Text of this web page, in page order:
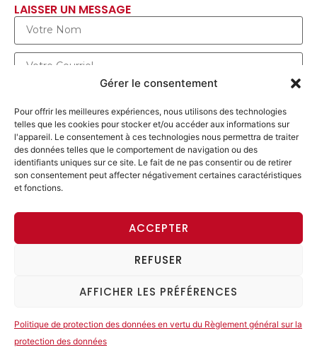
Gérer le consentement
Pour offrir les meilleures expériences, nous utilisons des technologies
telles que les cookies pour stocker et/ou accéder aux informations sur
l'appareil. Le consentement à ces technologies nous permettra de traiter
des données telles que le comportement de navigation ou des
identifiants uniques sur ce site. Le fait de ne pas consentir ou de retirer
son consentement peut affecter négativement certaines caractéristiques
et fonctions.
ACCEPTER
REFUSER
AFFICHER LES PRÉFÉRENCES
Politique de protection des données en vertu du Règlement général sur la
protection des données
LAISSER UN MESSAGE